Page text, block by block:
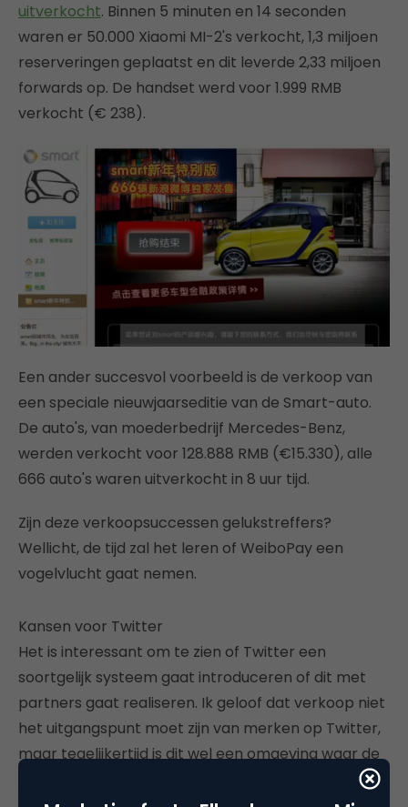
uitverkocht. Binnen 5 minuten en 14 seconden
waren er 50.000 Xiaomi MI-2's verkocht, 1,3 miljoen
reserveringen geplaatst en dit leverde 2,33 miljoen
forwards op. De handset werd voor 1.999 RMB
verkocht (€ 238).
Een ander succesvol voorbeeld is de verkoop van
een speciale nieuwjaarseditie van de Smart-auto.
De auto's, van moederbedrijf Mercedes-Benz,
werden verkocht voor 128.888 RMB (€15.330), alle
666 auto's waren uitverkocht in 8 uur tijd.
Zijn deze verkoopsuccessen gelukstreffers?
Wellicht, de tijd zal het leren of WeiboPay een
vogelvlucht gaat nemen.
Kansen voor Twitter
Het is interessant om te zien of Twitter een
soortgelijk systeem gaat introduceren of dit met
partners gaat realiseren. Ik geloof dat verkoop niet
het uitgangspunt moet zijn van merken op Twitter,
maar tegelijkertijd is dit wel een omgeving waar de
keuze gegeven kan worden voor een aankoop. Ik